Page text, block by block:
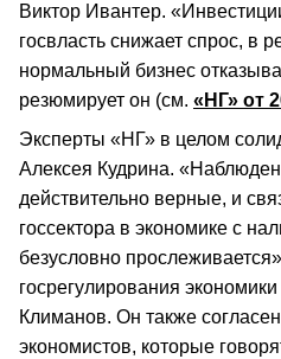
Виктор Ивантер.
госвласть снижает спрос, в
нормальный бизнес
резюмирует он (см. «НГ» от
Эксперты «НГ» в целом
Алексея Кудрина.
действительно верные, и
госсектора в экономике с
безусловно
госрегулирования
Климанов. Он также
экономистов, которые